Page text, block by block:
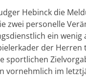
Hebinck die
zwei personelle
ein wenig
der Herren
sportlichen
vornehmlich im